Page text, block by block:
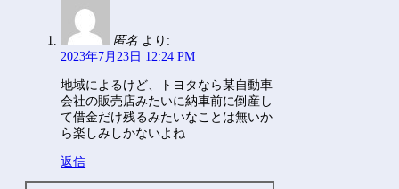
匿名 より:
2023年7月23日 12:24 PM
地域によるけど、トヨタなら某自動車
会社の販売店みたいに納車前に倒産し
て借金だけ残るみたいなことは無いか
ら楽しみしかないよね
返信